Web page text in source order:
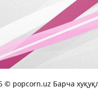
© popcorn.uz Барча